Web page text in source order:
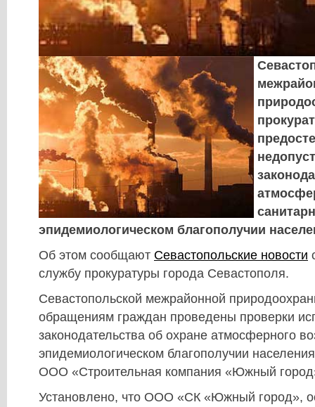
эпидемиологическом благополучии
Об этом сообщают Севастопольские новости
службу прокуратуры города Севастополя.
Севастопольской межрайонной
обращениям граждан проведены проверки
законодательства об охране атмосферного
эпидемиологическом благополучии
ООО «Строительная компания «Южный
Установлено, что ООО «СК «Южный город»,